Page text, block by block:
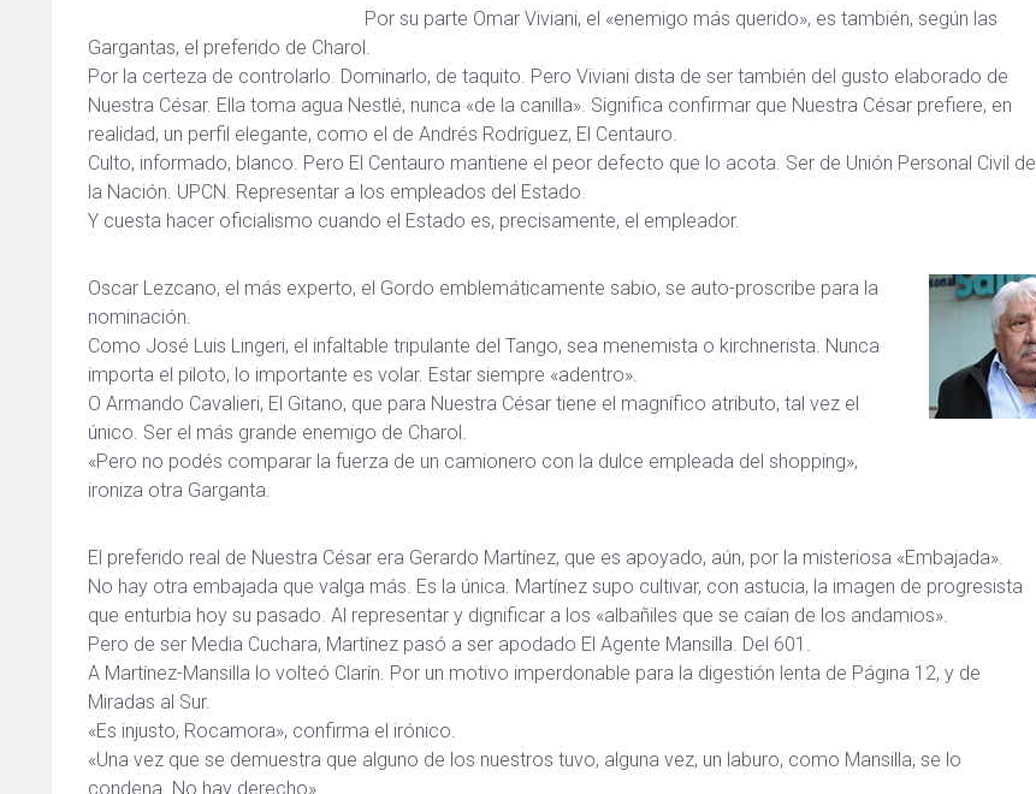
Por su parte Omar Viviani, el «enemigo más querido», es también, según las
Gargantas, el preferido de Charol.
Por la certeza de controlarlo. Dominarlo, de taquito. Pero Viviani dista de ser también del gusto elaborado de
Nuestra César. Ella toma agua Nestlé, nunca «de la canilla». Significa confirmar que Nuestra César prefiere, en
realidad, un perfil elegante, como el de Andrés Rodríguez, El Centauro.
Culto, informado, blanco. Pero El Centauro mantiene el peor defecto que lo acota. Ser de Unión Personal Civil de
la Nación. UPCN. Representar a los empleados del Estado.
Y cuesta hacer oficialismo cuando el Estado es, precisamente, el empleador.
Oscar Lezcano, el más experto, el Gordo emblemáticamente sabio, se auto-proscribe para la
nominación.
Como José Luis Lingeri, el infaltable tripulante del Tango, sea menemista o kirchnerista. Nunca
importa el piloto, lo importante es volar. Estar siempre «adentro».
O Armando Cavalieri, El Gitano, que para Nuestra César tiene el magnífico atributo, tal vez el
único. Ser el más grande enemigo de Charol.
«Pero no podés comparar la fuerza de un camionero con la dulce empleada del shopping»,
ironiza otra Garganta.
El preferido real de Nuestra César era Gerardo Martínez, que es apoyado, aún, por la misteriosa «Embajada».
No hay otra embajada que valga más. Es la única. Martínez supo cultivar, con astucia, la imagen de progresista
que enturbia hoy su pasado. Al representar y dignificar a los «albañiles que se caían de los andamios».
Pero de ser Media Cuchara, Martínez pasó a ser apodado El Agente Mansilla. Del 601.
A Martínez-Mansilla lo volteó Clarín. Por un motivo imperdonable para la digestión lenta de Página 12, y de
Miradas al Sur.
«Es injusto, Rocamora», confirma el irónico.
«Una vez que se demuestra que alguno de los nuestros tuvo, alguna vez, un laburo, como Mansilla, se lo
condena. No hay derecho».